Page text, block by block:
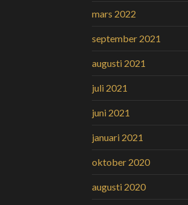
mars 2022
september 2021
augusti 2021
juli 2021
juni 2021
januari 2021
oktober 2020
augusti 2020